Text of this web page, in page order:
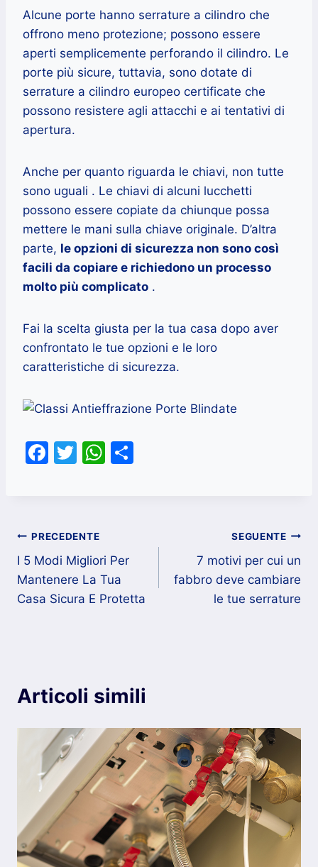
Alcune porte hanno serrature a cilindro che
offrono meno protezione; possono essere
aperti semplicemente perforando il cilindro. Le
porte più sicure, tuttavia, sono dotate di
serrature a cilindro europeo certificate che
possono resistere agli attacchi e ai tentativi di
apertura.
Anche per quanto riguarda le chiavi, non tutte
sono uguali . Le chiavi di alcuni lucchetti
possono essere copiate da chiunque possa
mettere le mani sulla chiave originale. D’altra
parte, le opzioni di sicurezza non sono così
facili da copiare e richiedono un processo
molto più complicato .
Fai la scelta giusta per la tua casa dopo aver
confrontato le tue opzioni e le loro
caratteristiche di sicurezza.
F
b
o
o
k
T
W
p
p
Navigazione
articoli
PRECEDENTE
I 5 Modi Migliori Per
Mantenere La Tua
Casa Sicura E Protetta
SEGUENTE
7 motivi per cui un
fabbro deve cambiare
le tue serrature
Articoli simili